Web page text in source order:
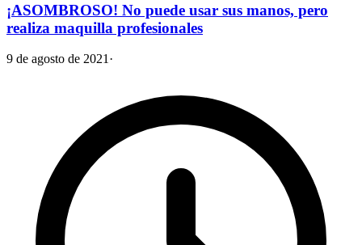
¡ASOMBROSO! No puede usar sus manos, pero
realiza maquilla profesionales
9 de agosto de 2021 ·